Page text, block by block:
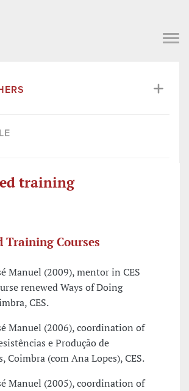
training
Training Courses
Manuel (2009), mentor in CES
renewed Ways of Doing
CES.
Manuel (2006), coordination of
e Produção de
Coimbra (com Ana Lopes), CES.
Manuel (2005), coordination of